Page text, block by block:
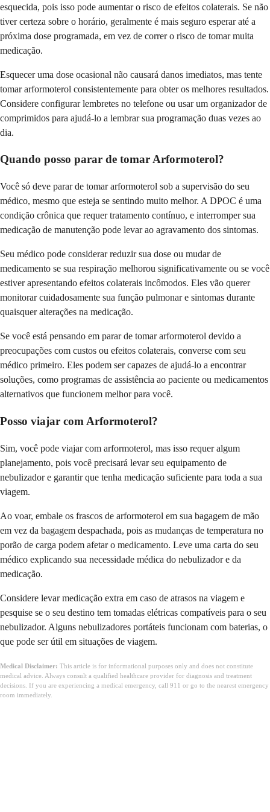
esquecida, pois isso pode aumentar o risco de efeitos colaterais. Se não
tiver certeza sobre o horário, geralmente é mais seguro esperar até a
próxima dose programada, em vez de correr o risco de tomar muita
medicação.
Esquecer uma dose ocasional não causará danos imediatos, mas tente
tomar arformoterol consistentemente para obter os melhores resultados.
Considere configurar lembretes no telefone ou usar um organizador de
comprimidos para ajudá-lo a lembrar sua programação duas vezes ao
dia.
Quando posso parar de tomar Arformoterol?
Você só deve parar de tomar arformoterol sob a supervisão do seu
médico, mesmo que esteja se sentindo muito melhor. A DPOC é uma
condição crônica que requer tratamento contínuo, e interromper sua
medicação de manutenção pode levar ao agravamento dos sintomas.
Seu médico pode considerar reduzir sua dose ou mudar de
medicamento se sua respiração melhorou significativamente ou se você
estiver apresentando efeitos colaterais incômodos. Eles vão querer
monitorar cuidadosamente sua função pulmonar e sintomas durante
quaisquer alterações na medicação.
Se você está pensando em parar de tomar arformoterol devido a
preocupações com custos ou efeitos colaterais, converse com seu
médico primeiro. Eles podem ser capazes de ajudá-lo a encontrar
soluções, como programas de assistência ao paciente ou medicamentos
alternativos que funcionem melhor para você.
Posso viajar com Arformoterol?
Sim, você pode viajar com arformoterol, mas isso requer algum
planejamento, pois você precisará levar seu equipamento de
nebulizador e garantir que tenha medicação suficiente para toda a sua
viagem.
Ao voar, embale os frascos de arformoterol em sua bagagem de mão
em vez da bagagem despachada, pois as mudanças de temperatura no
porão de carga podem afetar o medicamento. Leve uma carta do seu
médico explicando sua necessidade médica do nebulizador e da
medicação.
Considere levar medicação extra em caso de atrasos na viagem e
pesquise se o seu destino tem tomadas elétricas compatíveis para o seu
nebulizador. Alguns nebulizadores portáteis funcionam com baterias, o
que pode ser útil em situações de viagem.
Medical Disclaimer: This article is for informational purposes only and does not constitute
medical advice. Always consult a qualified healthcare provider for diagnosis and treatment
decisions. If you are experiencing a medical emergency, call 911 or go to the nearest emergency
room immediately.